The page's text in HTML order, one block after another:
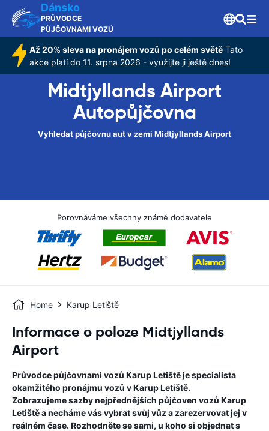
Dánsko
PRŮVODCE
PŮJČOVNAMI VOZŮ
Až 20% sleva na pronájem vozů po celém světě Tato
akce platí do 11. srpna 2026 - využijte ji ještě dnes!
Midtjyllands Airport
Autopůjčovna
Vyhledat půjčovnu aut v zemi Midtjyllands Airport
Porovnáváme všechny známé dodavatele
Home Karup Letiště
Informace o poloze Midtjyllands
Airport
Průvodce půjčovnami vozů Karup Letištěje specialista
okamžitého pronájmu vozů vKarup Letiště.
Zobrazujeme sazby nejpřednějších půjčoven vozů Karup
Letištěa necháme vás vybrat svůj vůz a zarezervovat jej v
reálném čase. Rozhodněte se sami, u koho si objednat s